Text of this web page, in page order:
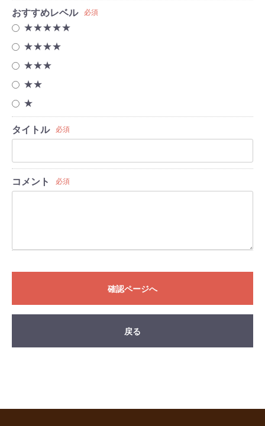
おすすめレベル 必須
★★★★★
★★★★
★★★
★★
★
タイトル 必須
コメント 必須
確認ページへ
戻る